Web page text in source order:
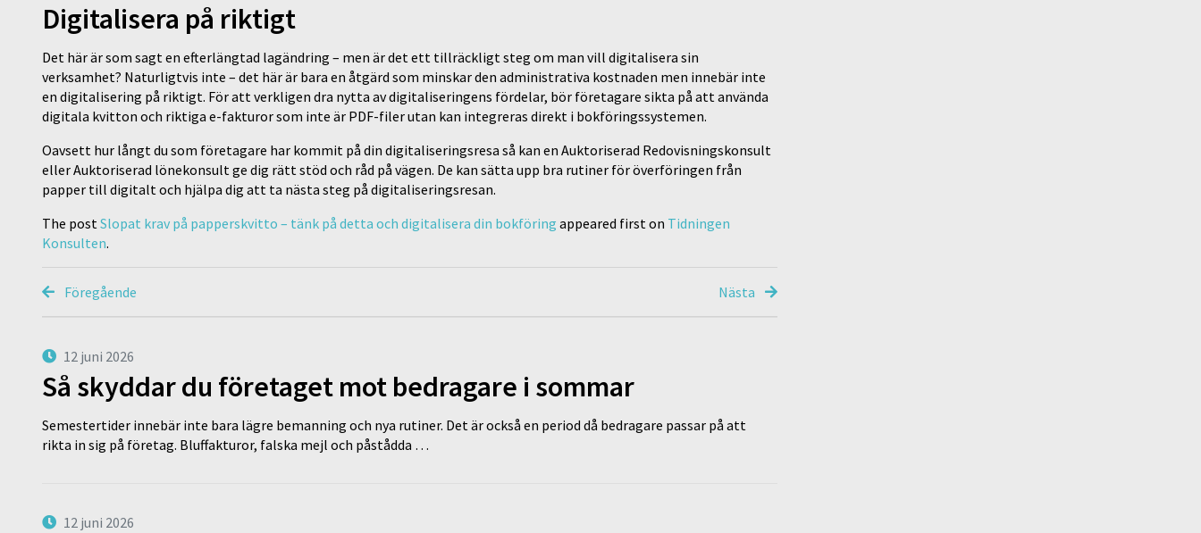
Digitalisera på riktigt
Det här är som sagt en efterlängtad lagändring – men är det ett tillräckligt steg om man vill digitalisera sin
verksamhet? Naturligtvis inte – det här är bara en åtgärd som minskar den administrativa kostnaden men innebär inte
en digitalisering på riktigt. För att verkligen dra nytta av digitaliseringens fördelar, bör företagare sikta på att använda
digitala kvitton och riktiga e-fakturor som inte är PDF-filer utan kan integreras direkt i bokföringssystemen.
Oavsett hur långt du som företagare har kommit på din digitaliseringsresa så kan en Auktoriserad Redovisningskonsult
eller Auktoriserad lönekonsult ge dig rätt stöd och råd på vägen. De kan sätta upp bra rutiner för överföringen från
papper till digitalt och hjälpa dig att ta nästa steg på digitaliseringsresan.
The postSlopat krav på papperskvitto – tänk på detta och digitalisera din bokföring appeared first on Tidningen
Konsulten.
Föregående Nästa
12 juni 2026
Så skyddar du företaget mot bedragare i sommar
Semestertider innebär inte bara lägre bemanning och nya rutiner. Det är också en period då bedragare passar på att
rikta in sig på företag. Bluffakturor, falska mejl och påstådda …
12 juni 2026